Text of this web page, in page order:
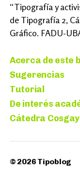
“Tipografía y
de Tipografía 2,
Gráfico. FADU-
Acerca de este
Sugerencias
Tutorial
De interés
Cátedra
© 2026 Tipoblog